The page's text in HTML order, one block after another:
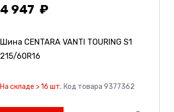
4 947
Шина CENTARA VANTI TOURING S1
215/60R16
На складе > 16 шт. Код товара 9377362